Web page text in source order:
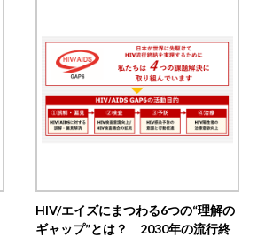
HIV/エイズにまつわる6つの“理解の
ギャップ”とは？ 2030年の流行終